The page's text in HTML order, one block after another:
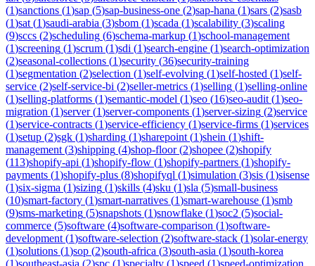
(1)sanctions (1)sap (5)sap-business-one (2)sap-hana (1)sars (2)sasb
(1)sat (1)saudi-arabia (3)sbom (1)scada (1)scalability (3)scaling
(9)sccs (2)scheduling (6)schema-markup (1)school-management
(1)screening (1)scrum (1)sdi (1)search-engine (1)search-optimization
(2)seasonal-collections (1)security (36)security-training
(1)segmentation (2)selection (1)self-evolving (1)self-hosted (1)self-
service (2)self-service-bi (2)seller-metrics (1)selling (1)selling-online
(1)selling-platforms (1)semantic-model (1)seo (16)seo-audit (1)seo-
migration (1)server(1)server-components (1)server-sizing (2)service
(1)service-contracts (1)service-efficiency (1)service-firms (1)services
(1)setup (2)sgk (1)sharding (1)sharepoint (1)shein (1)shift-
management (3)shipping (4)shop-floor(2)shopee (2)shopify
(113)shopify-api (1)shopify-flow (1)shopify-partners (1)shopify-
payments (1)shopify-plus (8)shopifyql (1)simulation (3)sis (1)sisense
(1)six-sigma (1)sizing (1)skills (4)sku (1)sla (5)small-business
(10)smart-factory (1)smart-narratives (1)smart-warehouse (1)smb
(9)sms-marketing (5)snapshots (1)snowflake (1)soc2 (5)social-
commerce (5)software (4)software-comparison (1)software-
development (1)software-selection (2)software-stack (1)solar-energy
(1)solutions (1)sop (2)south-africa (3)south-asia (1)south-korea
(1)southeast-asia (2)spc (1)specialty (1)speed (1)speed-optimization